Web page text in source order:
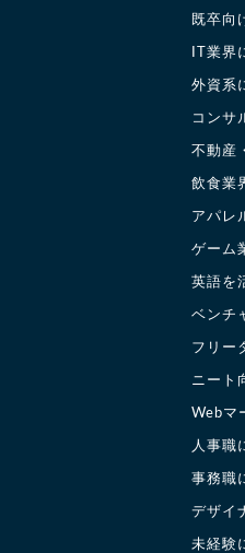
既卒向
IT業界
外資系
コンサ
不動産
飲食業
アパレ
ゲーム
英語を
ベンチ
フリー
ニート
Webマ
人事職
事務職
デザイ
未経験